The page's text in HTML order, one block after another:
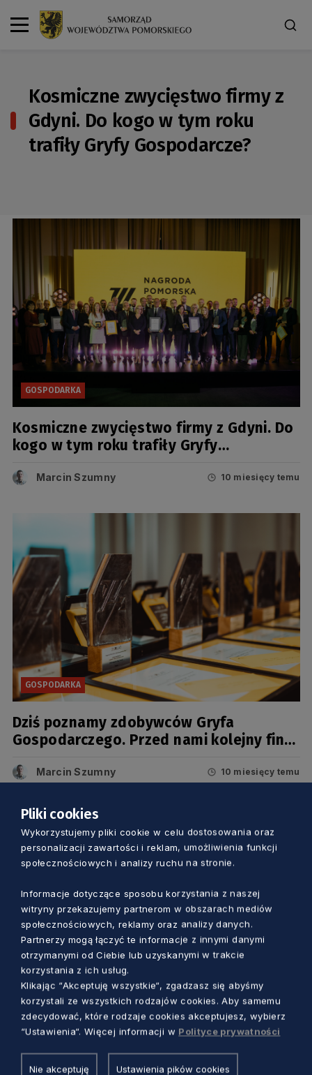
Kosmiczne zwycięstwo firmy z
Gdyni. Do kogo w tym roku
trafiły Gryfy Gospodarcze?
GOSPODARKA
Kosmiczne zwycięstwo firmy z Gdyni. Do
kogo w tym roku trafiły Gryfy
Marcin Szumny 10 miesięcy temu
GOSPODARKA
Dziś poznamy zdobywców Gryfa
Gospodarczego. Przed nami kolejny finał
Marcin Szumny 10 miesięcy temu
Pokaż, że dzięki twojej firmie rozwija się
Pomorze. Przedłużono możliwość
przesłania zgłoszenia!
Marcin Szumny
Pliki cookies
Wykorzystujemy pliki cookie w celu dostosowania oraz
personalizacji zawartości i reklam, umożliwienia funkcji
społecznościowych i analizy ruchu na stronie.
Informacje dotyczące sposobu korzystania z naszej
witryny przekazujemy partnerom w obszarach mediów
społecznościowych, reklamy oraz analizy danych.
Partnerzy mogą łączyć te informacje z innymi danymi
otrzymanymi od Ciebie lub uzyskanymi w trakcie
korzystania z ich usług.
Klikając “Akceptuję wszystkie“, zgadzasz się abyśmy
korzystali ze wszystkich rodzajów cookies. Aby samemu
zdecydować, które rodzaje cookies akceptujesz, wybierz
“Ustawienia“. Więcej informacji w Polityce prywatności
Nie akceptuję Ustawienia pików cookies